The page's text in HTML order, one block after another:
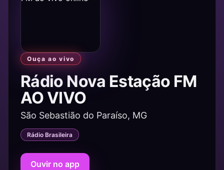
Ouça ao vivo
Rádio Nova Estação FM
AO VIVO
São Sebastião do Paraíso, MG
Rádio Brasileira
Ouvir no app